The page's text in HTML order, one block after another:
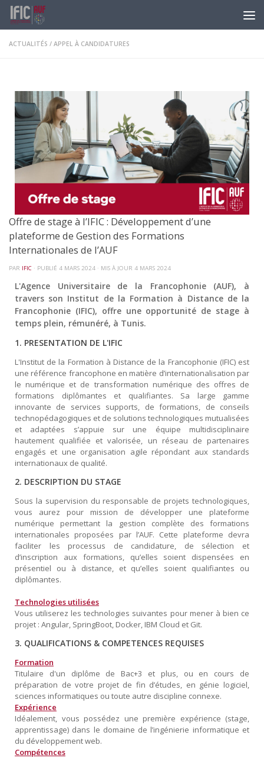
Skip to content
ACTUALITÉS / APPEL À CANDIDATURES
Offre de stage à l’IFIC : Développement d’une
plateforme de Gestion des Formations
Internationales de l’AUF
PAR IFIC · PUBLIÉ 4 MARS 2024 · MIS À JOUR 4 MARS 2024
L'Agence Universitaire de la Francophonie (AUF), à
travers son Institut de la Formation à Distance de la
Francophonie (IFIC), offre une opportunité de stage à
temps plein, rémunéré, à Tunis.
1. PRESENTATION DE L'IFIC
L'Institut de la Formation à Distance de la Francophonie (IFIC) est
une référence francophone en matière d’internationalisation par
le numérique et de transformation numérique des offres de
formations diplômantes et qualifiantes. Sa large gamme
innovante de services supports, de formations, de conseils
technopédagogiques et de solutions technologiques mutualisées
et adaptées s’appuie sur une équipe multidisciplinaire
hautement qualifiée et valorisée, un réseau de partenaires
engagés et une organisation agile répondant aux standards
internationaux de qualité.
2. DESCRIPTION DU STAGE
Sous la supervision du responsable de projets technologiques,
vous aurez pour mission de développer une plateforme
numérique permettant la gestion complète des formations
internationales proposées par l’AUF. Cette plateforme devra
faciliter les processus de candidature, de sélection et
d’inscription aux formations, qu’elles soient dispensées en
présentiel ou à distance, et qu’elles soient qualifiantes ou
diplômantes.
Technologies utilisées
Vous utiliserez les technologies suivantes pour mener à bien ce
projet : Angular, SpringBoot, Docker, IBM Cloud et Git.
3. QUALIFICATIONS & COMPETENCES REQUISES
Formation
Titulaire d'un diplôme de Bac+3 et plus, ou en cours de
préparation de votre projet de fin d’études, en génie logiciel,
sciences informatiques ou toute autre discipline connexe.
Expérience
Idéalement, vous possédez une première expérience (stage,
apprentissage) dans le domaine de l’ingénierie informatique et
du développement web.
Compétences